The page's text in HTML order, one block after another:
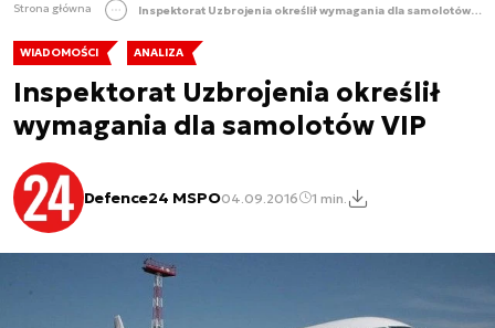
Strona główna Inspektorat Uzbrojenia określił wymagania dla samolotów VIP
WIADOMOŚCI ANALIZA
Inspektorat Uzbrojenia określił
wymagania dla samolotów VIP
Defence24 MSPO04.09.2016 1 min.